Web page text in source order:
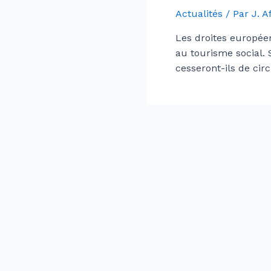
Actualités / Par J.
Les droites
au tourisme social.
cesseront-ils de